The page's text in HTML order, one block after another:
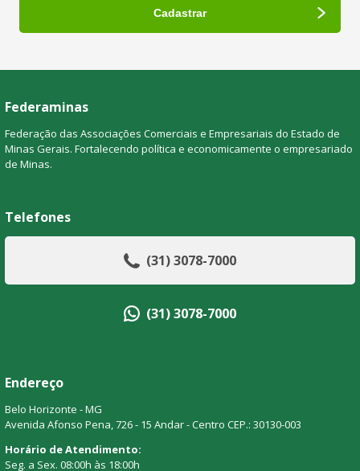
Federaminas
Federação das Associações Comerciais e Empresariais do Estado de
Minas Gerais. Fortalecendo política e economicamente o empresariado
de Minas.
Telefones
(31) 3078-7000
(31) 3078-7000
Endereço
Belo Horizonte - MG
Avenida Afonso Pena, 726 - 15 Andar - Centro CEP.: 30130-003
Horário de Atendimento:
Seg. a Sex. 08:00h às 18:00h